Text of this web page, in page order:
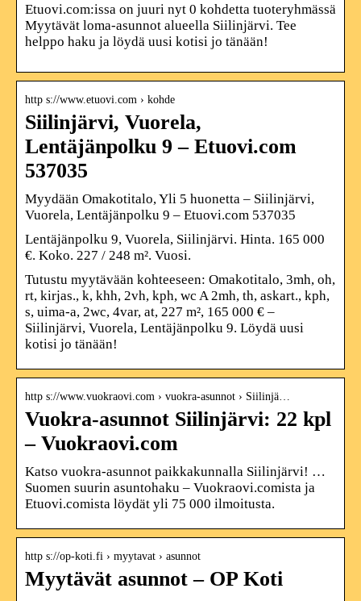
Etuovi.com:issa on juuri nyt 0 kohdetta tuoteryhmässä
Myytävät loma-asunnot alueella Siilinjärvi. Tee
helppo haku ja löydä uusi kotisi jo tänään!
http s://www.etuovi.com › kohde
Siilinjärvi, Vuorela,
Lentäjänpolku 9 – Etuovi.com
537035
Myydään Omakotitalo, Yli 5 huonetta – Siilinjärvi,
Vuorela, Lentäjänpolku 9 – Etuovi.com 537035
Lentäjänpolku 9, Vuorela, Siilinjärvi. Hinta. 165 000
€. Koko. 227 / 248 m². Vuosi.
Tutustu myytävään kohteeseen: Omakotitalo, 3mh, oh,
rt, kirjas., k, khh, 2vh, kph, wc A 2mh, th, askart., kph,
s, uima-a, 2wc, 4var, at, 227 m², 165 000 € –
Siilinjärvi, Vuorela, Lentäjänpolku 9. Löydä uusi
kotisi jo tänään!
http s://www.vuokraovi.com › vuokra-asunnot › Siilinjä…
Vuokra-asunnot Siilinjärvi: 22 kpl
– Vuokraovi.com
Katso vuokra-asunnot paikkakunnalla Siilinjärvi! …
Suomen suurin asuntohaku – Vuokraovi.comista ja
Etuovi.comista löydät yli 75 000 ilmoitusta.
http s://op-koti.fi › myytavat › asunnot
Myytävät asunnot – OP Koti